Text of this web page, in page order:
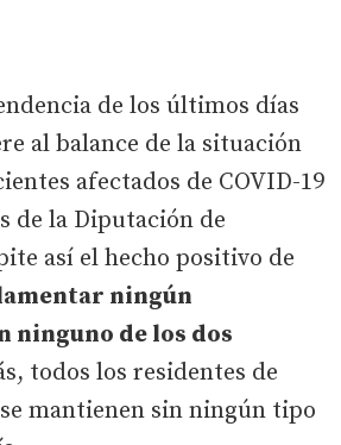
de los últimos días
al balance de la situación
afectados de COVID-19
de la Diputación de
así el hecho positivo de
ningún
ninguno de los dos
todos los residentes de
mantienen sin ningún tipo